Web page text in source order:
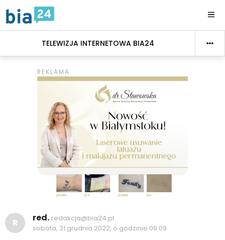
TELEWIZJA INTERNETOWA BIA24
R red. redakcja@bia24.pl
sobota, 31 grudnia 2022, o godzinie 09:09